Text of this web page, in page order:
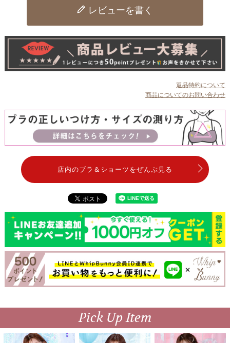
レビューを書く
返品特約について
商品についてのお問い合わせ
店内のブラ＆ショーツをぜんぶ見る
Pick Up Item